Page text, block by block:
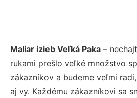
Maliar izieb Veľká Paka –
rukami prešlo veľké množstvo
zákazníkov a budeme veľmi
aj vy. Každému zákazníkovi sa